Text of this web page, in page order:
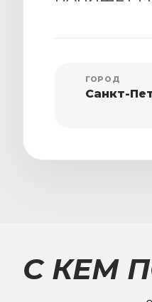
ГОРОД
Санкт-
С КЕМ